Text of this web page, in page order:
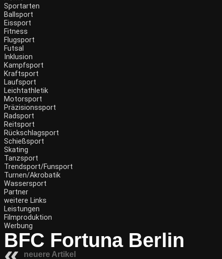
Sportarten
Ballsport
Eissport
Fitness
Flugsport
Futsal
Inklusion
Kampfsport
Kraftsport
Laufsport
Leichtathletik
Motorsport
Präzisionssport
Radsport
Reitsport
Rückschlagsport
Schießsport
Skating
Tanzsport
Trendsport/Funsport
Turnen/Akrobatik
Wassersport
Partner
weitere Links
Leistungen
Filmproduktion
Werbung
BFC Fortuna Berlin
neuere Artikel